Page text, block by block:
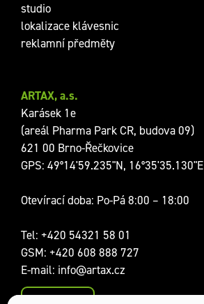
ARTAX, a.s.
Karásek 1e
(areál Pharma Park CR, budova 09)
621 00 Brno-Řečkovice
GPS: 49°14'59.235"N, 16°35'35.130"E
Otevírací doba: Po-Pá 8:00 – 18:00
Tel: +420 54321 58 01
GSM: +420 608 888 727
E-mail: info@artax.cz
Kontakty
studio
lokalizace klávesnic
reklamní předměty